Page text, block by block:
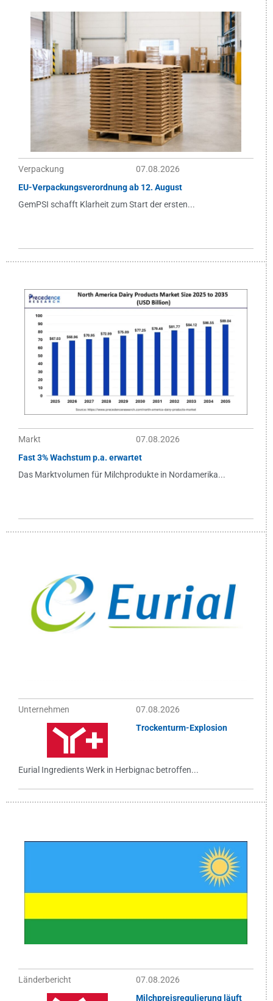
Verpackung
07.08.2026
EU-Verpackungsverordnung ab 12. August
GemPSI schafft Klarheit zum Start der ersten...
Markt
07.08.2026
Fast 3% Wachstum p.a. erwartet
Das Marktvolumen für Milchprodukte in Nordamerika...
Unternehmen
07.08.2026
Trockenturm-Explosion
Eurial Ingredients Werk in Herbignac betroffen...
Länderbericht
07.08.2026
Milchpreisregulierung läuft